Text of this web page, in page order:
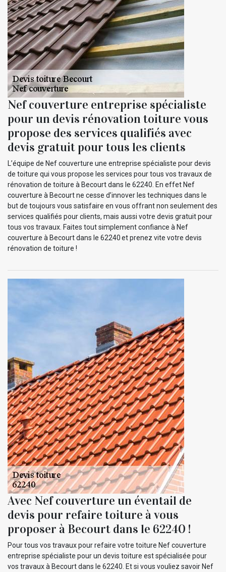
Nef couverture entreprise spécialiste
pour un devis rénovation toiture vous
propose des services qualifiés avec
devis gratuit pour tous les clients
L’équipe de Nef couverture une entreprise spécialiste pour devis
de toiture qui vous propose les services pour tous vos travaux de
rénovation de toiture à Becourt dans le 62240. En effet Nef
couverture à Becourt ne cesse d’innover les techniques dans le
but de toujours vous satisfaire en vous offrant non seulement des
services qualifiés pour clients, mais aussi votre devis gratuit pour
tous vos travaux. Faites tout simplement confiance à Nef
couverture à Becourt dans le 62240 et prenez vite votre devis
rénovation de toiture !
Avec Nef couverture un éventail de
devis pour refaire toiture à vous
proposer à Becourt dans le 62240 !
Pour tous vos travaux pour refaire votre toiture Nef couverture
entreprise spécialiste pour un devis toiture est spécialisée pour
vos travaux à Becourt dans le 62240. Et si vous vouliez savoir Nef